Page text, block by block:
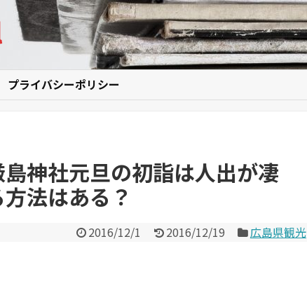
プライバシーポリシー
島神社元旦の初詣は人出が凄
法はある？
2016/12/1 2016/12/19 広島県観光